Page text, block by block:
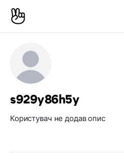
s929y86h5y
Користувач не додав опис